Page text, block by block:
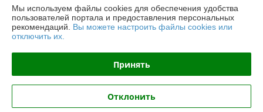
Контакты
Доставка и оплата
График работы
Полная версия сайта
Мы используем файлы cookies для обеспечения удобства
пользователей портала и предоставления персональных
рекомендаций. Вы можете настроить файлы cookies или
отключить их.
Принять
Отклонить